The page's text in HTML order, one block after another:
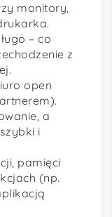
monitory,
– co
z
open
a
i
pamięci
(np.